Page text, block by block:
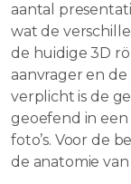
aantal
wat de
de huidige 3D
aanvrager en
verplicht is de
geoefend in
foto’s. Voor de
de anatomie